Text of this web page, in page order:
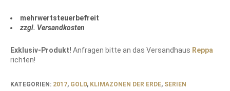
mehrwertsteuerbefreit
zzgl. Versandkosten
Exklusiv-Produkt! Anfragen bitte an das Versandhaus Reppa
richten!
KATEGORIEN: 2017, GOLD, KLIMAZONEN DER ERDE, SERIEN